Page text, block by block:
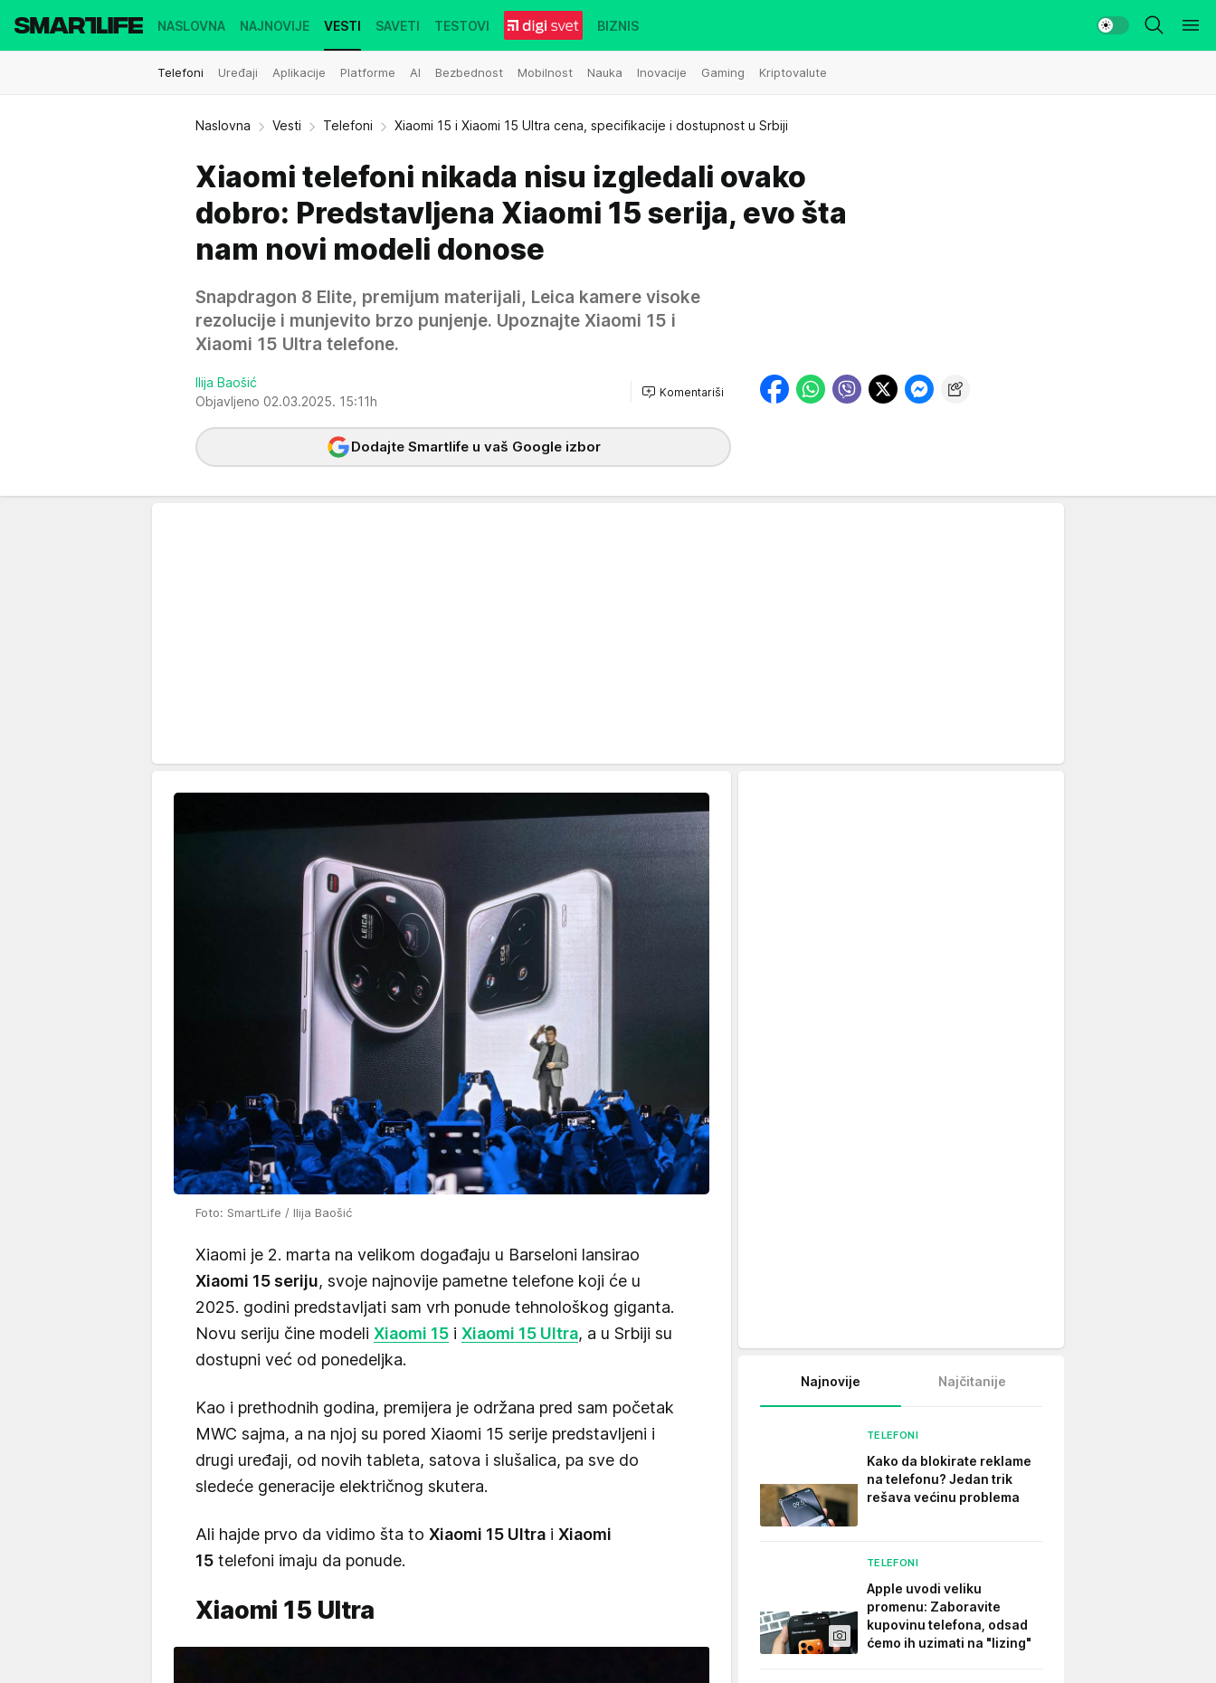
NASLOVNA NAJNOVIJE VESTI
Telefoni Uređaji Aplikacije Platforme AI Bezbednost Mobilnost Nauka Inovacije Gaming Kriptovalute
SAVETI TESTOVI BIZNIS
Naslovna Vesti Telefoni Xiaomi 15 i Xiaomi 15 Ultra cena, specifikacije i dostupnost u Srbiji
Xiaomi telefoni nikada nisu izgledali ovako
dobro: Predstavljena Xiaomi 15 serija, evo šta
nam novi modeli donose
Snapdragon 8 Elite, premijum materijali, Leica kamere visoke
rezolucije i munjevito brzo punjenje. Upoznajte Xiaomi 15 i
Xiaomi 15 Ultra telefone.
Ilija Baošić
Objavljeno 02.03.2025. 15:11h
Komentariši
Dodajte Smartlife u vaš Google izbor
Foto: SmartLife / Ilija Baošić
Xiaomi je 2. marta na velikom događaju u Barseloni lansirao
Xiaomi 15 seriju, svoje najnovije pametne telefone koji će u
2025. godini predstavljati sam vrh ponude tehnološkog giganta.
Novu seriju čine modeli Xiaomi 15 i Xiaomi 15 Ultra, a u Srbiji su
dostupni već od ponedeljka.
Kao i prethodnih godina, premijera je održana pred sam početak
MWC sajma, a na njoj su pored Xiaomi 15 serije predstavljeni i
drugi uređaji, od novih tableta, satova i slušalica, pa sve do
sledeće generacije električnog skutera.
Ali hajde prvo da vidimo šta to Xiaomi 15 Ultra i Xiaomi
15 telefoni imaju da ponude.
Xiaomi 15 Ultra
Najnovije Najčitanije
TELEFONI
Kako da blokirate reklame
na telefonu​? Jedan trik
rešava većinu problema
TELEFONI
Apple uvodi veliku
promenu: Zaboravite
kupovinu telefona, odsad
ćemo ih uzimati na "lizing"